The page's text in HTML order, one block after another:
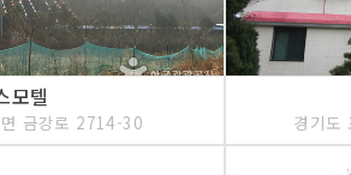
모텔
금강로 2714-30 경기도